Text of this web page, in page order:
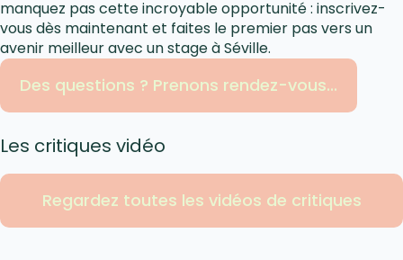
manquez pas cette incroyable opportunité : inscrivez-
vous dès maintenant et faites le premier pas vers un
avenir meilleur avec un stage à Séville.
Des questions ? Prenons rendez-vous...
Les critiques vidéo
Regardez toutes les vidéos de critiques